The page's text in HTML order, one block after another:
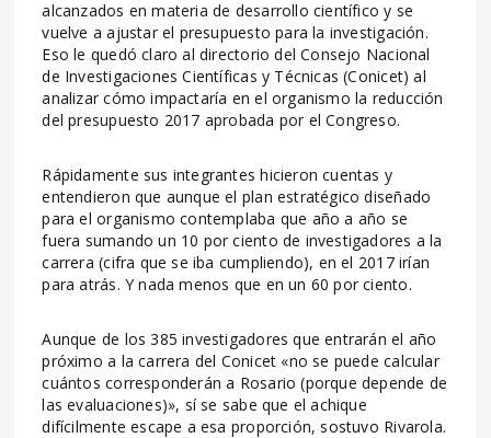
alcanzados en materia de desarrollo científico y se
vuelve a ajustar el presupuesto para la investigación.
Eso le quedó claro al directorio del Consejo Nacional
de Investigaciones Científicas y Técnicas (Conicet) al
analizar cómo impactaría en el organismo la reducción
del presupuesto 2017 aprobada por el Congreso.
Rápidamente sus integrantes hicieron cuentas y
entendieron que aunque el plan estratégico diseñado
para el organismo contemplaba que año a año se
fuera sumando un 10 por ciento de investigadores a la
carrera (cifra que se iba cumpliendo), en el 2017 irían
para atrás. Y nada menos que en un 60 por ciento.
Aunque de los 385 investigadores que entrarán el año
próximo a la carrera del Conicet «no se puede calcular
cuántos corresponderán a Rosario (porque depende de
las evaluaciones)», sí se sabe que el achique
difícilmente escape a esa proporción, sostuvo Rivarola.